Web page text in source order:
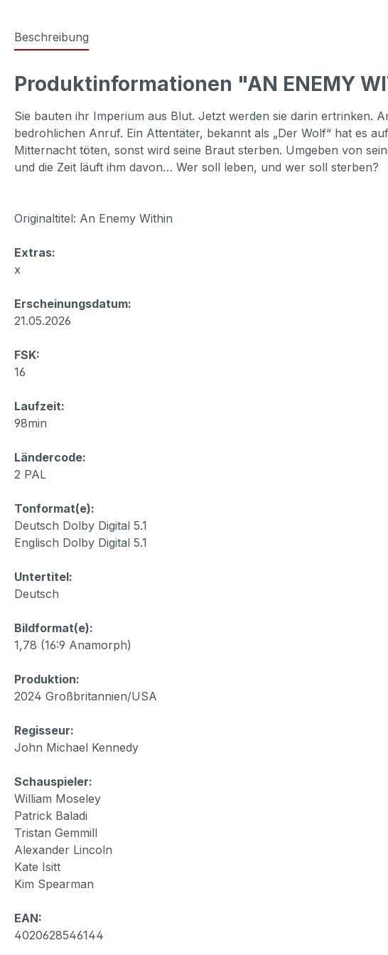
Beschreibung
Produktinformationen "AN ENEMY
Sie bauten ihr Imperium aus Blut. Jetzt werden sie darin ertrinken.
bedrohlichen Anruf. Ein Attentäter, bekannt als „Der Wolf“ hat es
Mitternacht töten, sonst wird seine Braut sterben. Umgeben von
und die Zeit läuft ihm davon… Wer soll leben, und wer soll sterben?
Originaltitel: An Enemy Within
Extras:
x
Erscheinungsdatum:
21.05.2026
FSK:
16
Laufzeit:
98min
Ländercode:
2 PAL
Tonformat(e):
Deutsch Dolby Digital 5.1
Englisch Dolby Digital 5.1
Untertitel:
Deutsch
Bildformat(e):
1,78 (16:9 Anamorph)
Produktion:
2024 Großbritannien/USA
Regisseur:
John Michael Kennedy
Schauspieler:
William Moseley
Patrick Baladi
Tristan Gemmill
Alexander Lincoln
Kate Isitt
Kim Spearman
EAN:
4020628546144